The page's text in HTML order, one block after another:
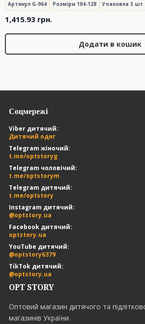
Артикул G-964 Розміри 104-128 Упаковка 5 шт
1,415.93 грн.
Додати в кошик
OPT STORY
Оптовий магазин дитячого та
магазинів України.
Соцмережі
Viber дитячий:
Дитячий одяг
Telegram жіночий:
t.me/optstoryg
Telegram чоловічий:
t.me/optstorym
Telegram дитячий:
t.me/optstory
Instagram дитячий:
@optstory.ua
Facebook дитячий:
optstory.ua
YouTube дитячий:
@optstory6379
TikTok дитячий:
@optstory.ua